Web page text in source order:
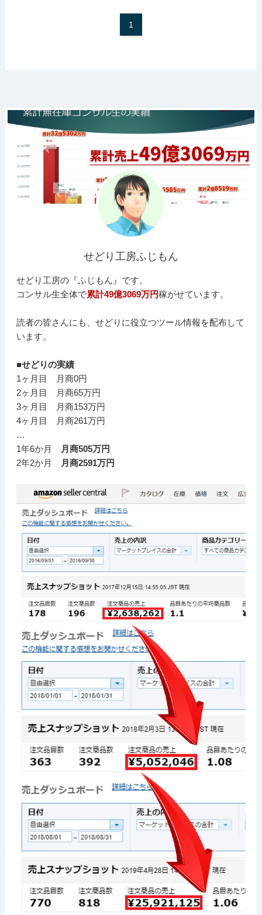
1
せどり工房ふじもん
せどり工房の『ふじもん』です。
コンサル生全体で累計49億3069万円稼がせています。
読者の皆さんにも、せどりに役立つツール情報を配布して
います。
■せどりの実績
1ヶ月目 月商0円
2ヶ月目 月商65万円
3ヶ月目 月商153万円
4ヶ月目 月商261万円
…
1年6か月
月商505万円
2年2か月
月商2591万円